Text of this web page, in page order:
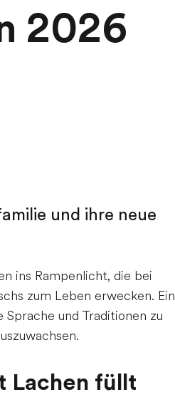
2026
und ihre neue
ins Rampenlicht, die bei
zum Leben erwecken. Ein
und Traditionen zu
Lachen füllt